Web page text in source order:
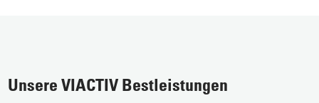
Unsere VIACTIV Bestleistungen